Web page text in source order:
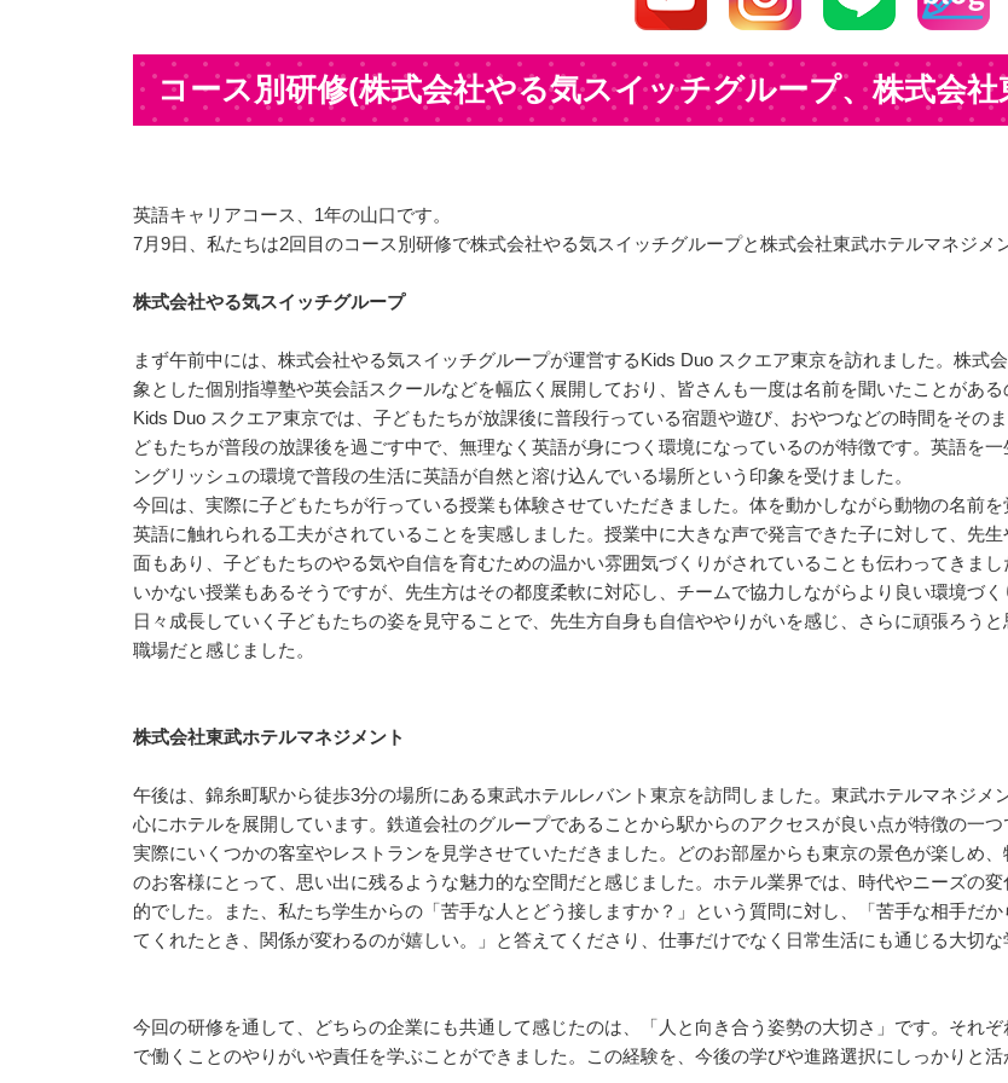
コース別研修(株式会社やる気スイッチグループ、株式会
英語キャリアコース、1年の山口です。
7月9日、私たちは2回目のコース別研修で株式会社やる気スイッチグループと株式会社東武ホテルマネジメ
株式会社やる気スイッチグループ
まず午前中には、株式会社やる気スイッチグループが運営するKids Duo スクエア東京を訪れました。株式
象とした個別指導塾や英会話スクールなどを幅広く展開しており、皆さんも一度は名前を聞いたことがある
Kids Duo スクエア東京では、子どもたちが放課後に普段行っている宿題や遊び、おやつなどの時間をその
どもたちが普段の放課後を過ごす中で、無理なく英語が身につく環境になっているのが特徴です。英語を
ングリッシュの環境で普段の生活に英語が自然と溶け込んでいる場所という印象を受けました。
今回は、実際に子どもたちが行っている授業も体験させていただきました。体を動かしながら動物の名前
英語に触れられる工夫がされていることを実感しました。授業中に大きな声で発言できた子に対して、先
面もあり、子どもたちのやる気や自信を育むための温かい雰囲気づくりがされていることも伝わってきま
いかない授業もあるそうですが、先生方はその都度柔軟に対応し、チームで協力しながらより良い環境づく
日々成長していく子どもたちの姿を見守ることで、先生方自身も自信ややりがいを感じ、さらに頑張ろう
職場だと感じました。
株式会社東武ホテルマネジメント
午後は、錦糸町駅から徒歩3分の場所にある東武ホテルレバント東京を訪問しました。東武ホテルマネジメ
心にホテルを展開しています。鉄道会社のグループであることから駅からのアクセスが良い点が特徴の一つ
実際にいくつかの客室やレストランを見学させていただきました。どのお部屋からも東京の景色が楽しめ
のお客様にとって、思い出に残るような魅力的な空間だと感じました。ホテル業界では、時代やニーズの
的でした。また、私たち学生からの「苦手な人とどう接しますか？」という質問に対し、「苦手な相手だ
てくれたとき、関係が変わるのが嬉しい。」と答えてくださり、仕事だけでなく日常生活にも通じる大切な
今回の研修を通して、どちらの企業にも共通して感じたのは、「人と向き合う姿勢の大切さ」です。それ
で働くことのやりがいや責任を学ぶことができました。この経験を、今後の学びや進路選択にしっかりと活